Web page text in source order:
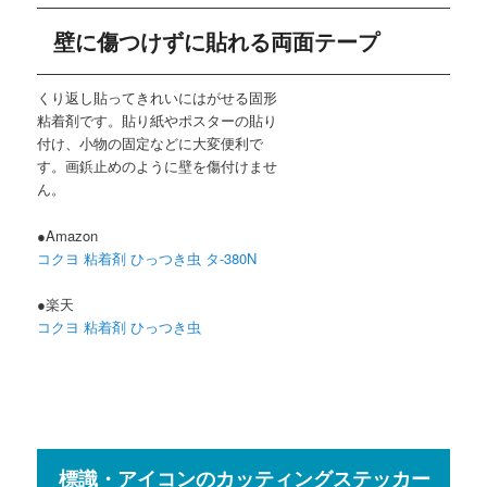
壁に傷つけずに貼れる両面テープ
くり返し貼ってきれいにはがせる固形
粘着剤です。貼り紙やポスターの貼り
付け、小物の固定などに大変便利で
す。画鋲止めのように壁を傷付けませ
ん。
●Amazon
コクヨ 粘着剤 ひっつき虫 タ-380N
●楽天
コクヨ 粘着剤 ひっつき虫
標識・アイコンのカッティングステッカー